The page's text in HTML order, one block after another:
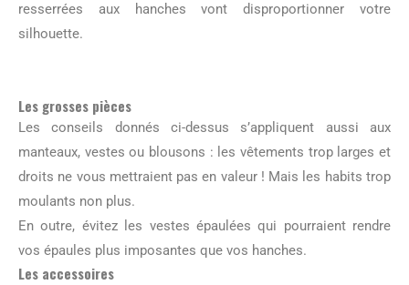
resserrées aux hanches vont disproportionner votre
silhouette.
Les grosses pièces
Les conseils donnés ci-dessus s’appliquent aussi aux
manteaux, vestes ou blousons : les vêtements trop larges et
droits ne vous mettraient pas en valeur ! Mais les habits trop
moulants non plus.
En outre, évitez les vestes épaulées qui pourraient rendre
vos épaules plus imposantes que vos hanches.
Les accessoires